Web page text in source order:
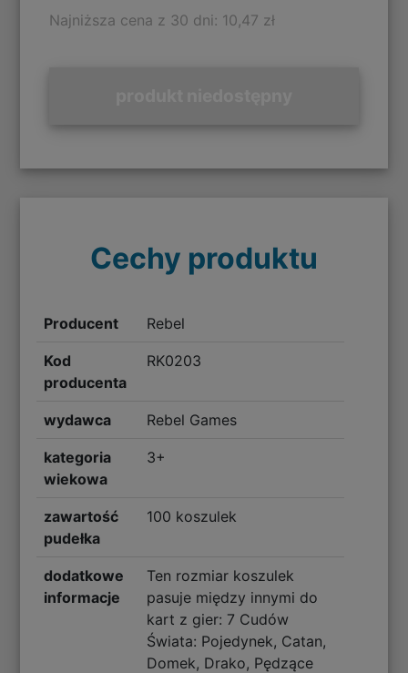
Najniższa cena z 30 dni: 10,47 zł
Cechy produktu
Producent Rebel
Kod
producenta
RK0203
wydawca Rebel Games
kategoria
wiekowa
3+
zawartość
pudełka
100 koszulek
dodatkowe
informacje
Ten rozmiar koszulek
pasuje między innymi do
kart z gier: 7 Cudów
Świata: Pojedynek, Catan,
Domek, Drako, Pędzące